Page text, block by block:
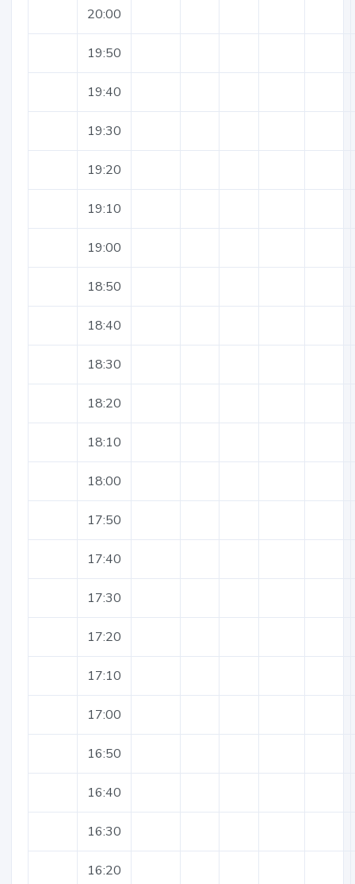
20:00
19:50
19:40
19:30
19:20
19:10
19:00
18:50
18:40
18:30
18:20
18:10
18:00
17:50
17:40
17:30
17:20
17:10
17:00
16:50
16:40
16:30
16:20